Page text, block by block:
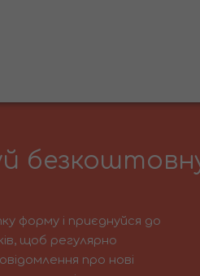
форму і приєднуйся до
щоб регулярно
про нові